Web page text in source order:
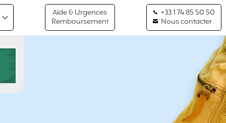
Aide & Urgences
Remboursement
+33 1 74 85 50 50
Nous contacter